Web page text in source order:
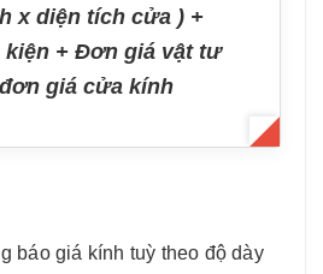
x diện tích cửa ) +
+ Đơn giá vật tư
giá cửa kính
báo giá kính tuỳ theo độ dày